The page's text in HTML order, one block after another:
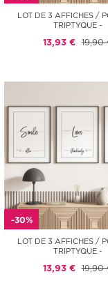
LOT DE 3 AFFICHES /
TRIPTYQUE -
13,93 € 19,90
-30%
LOT DE 3 AFFICHES /
TRIPTYQUE -
13,93 € 19,90